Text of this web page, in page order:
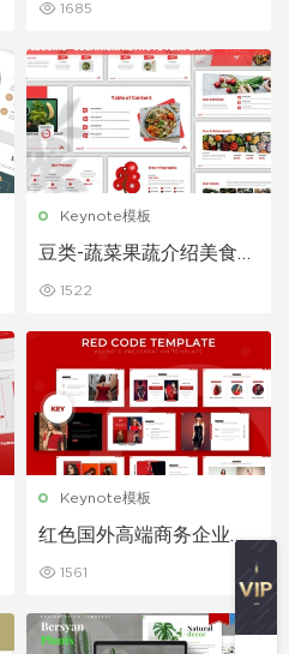
1685
Keynote模板
豆类-蔬菜果蔬介绍美食行
模板下载
1522
Keynote模板
红色国外高端商务企业团
多用途PPT模板
1561